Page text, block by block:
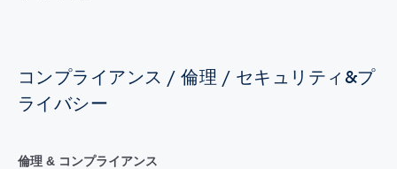
コンプライアンス / 倫理 / セキュリティ&プ
ライバシー
倫理 & コンプライアンス